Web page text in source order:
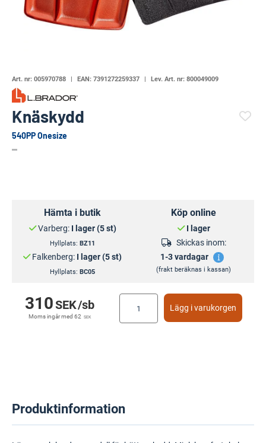
Art. nr: 005970788 EAN: 7391272259337 Lev. Art. nr: 800049009
Knäskydd
540PP Onesize
Hämta i butik
Varberg: I lager (5 st)
Hyllplats: BZ11
Falkenberg: I lager (5 st)
Hyllplats: BC05
Köp online
I lager
Skickas inom:
1-3 vardagar
(frakt beräknas i kassan)
310SEK/sb
Moms ingår med62 SEK
Lägg i varukorgen
Produktinformation